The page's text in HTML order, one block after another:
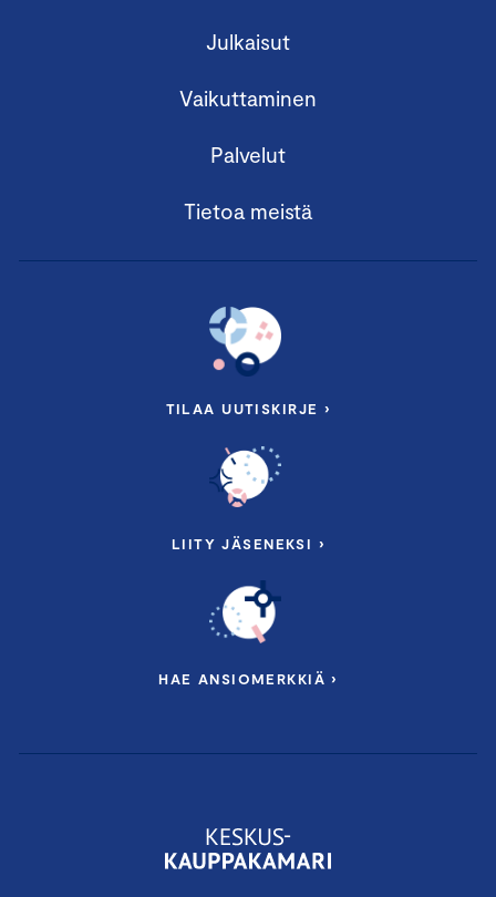
Julkaisut
Vaikuttaminen
Palvelut
Tietoa meistä
TILAA UUTISKIRJE ›
LIITY JÄSENEKSI ›
HAE ANSIOMERKKIÄ ›